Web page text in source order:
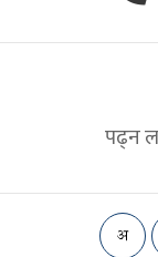
पढ्न